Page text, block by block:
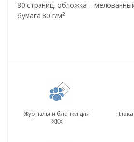
80 страниц, обложка –
бумага 80 г/м2
Журналы и бланки для
ЖКХ